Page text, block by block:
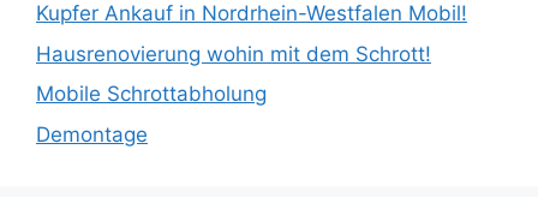
Kupfer Ankauf in Nordrhein-Westfalen Mobil!
Hausrenovierung wohin mit dem Schrott!
Mobile Schrottabholung
Demontage